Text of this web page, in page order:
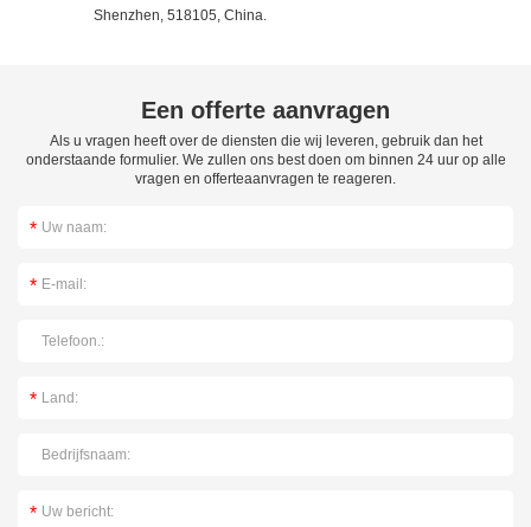
Shenzhen, 518105, China.
Een offerte aanvragen
Als u vragen heeft over de diensten die wij leveren, gebruik dan het
onderstaande formulier. We zullen ons best doen om binnen 24 uur op alle
vragen en offerteaanvragen te reageren.